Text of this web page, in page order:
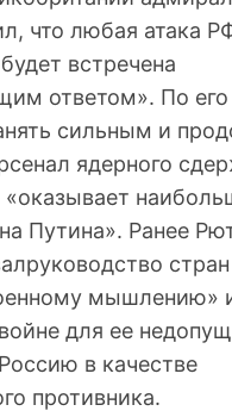
что любая атака
встречена
ответом». По
сильным и
ядерного
«оказывает
Путина». Ранее
мышлению»
для ее
в качестве
противника.